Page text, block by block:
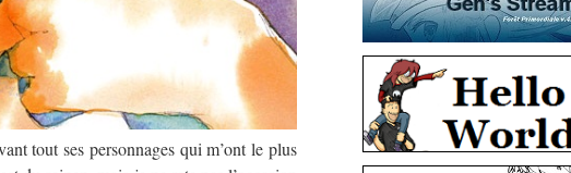
tout ses personnages qui m’ont le plus